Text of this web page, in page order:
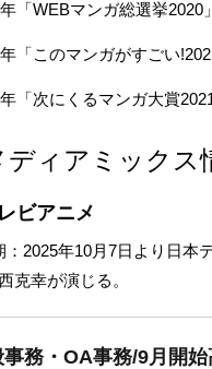
「WEBマンガ総選挙2020
「このマンガがすごい
「次にくるマンガ大賞
ディアミックス
ビアニメ
：2025年10月7日より日本
克幸が演じる。
事務・OA事務/9月開